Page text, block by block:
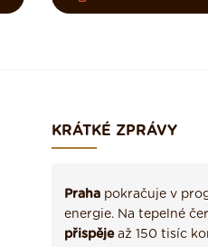
KRÁTKÉ ZPRÁVY
Praha pokračuje v
energie. Na tepelné
přispějeaž 150 tisíc